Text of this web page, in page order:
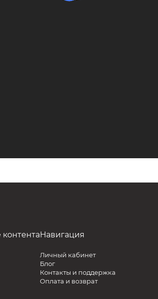
Навигация
Личный кабинет
Блог
Контакты и поддержка
Оплата и возврат